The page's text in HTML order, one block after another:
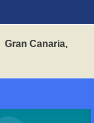
Gran Canaria,